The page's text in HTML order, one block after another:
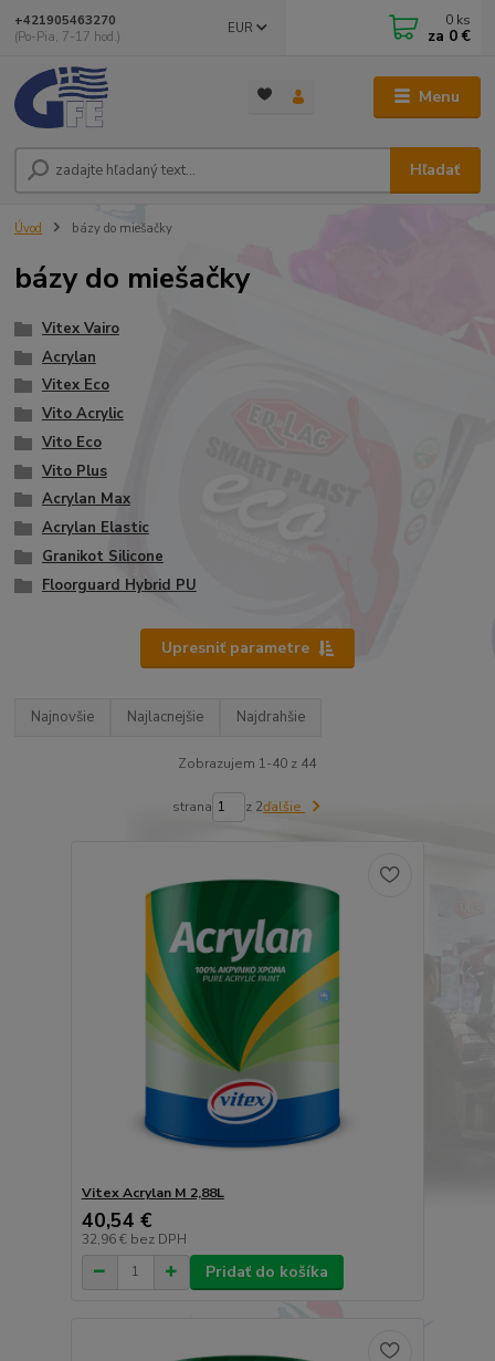
Menu
EUR
Hľadať
+421905463270
(Po-Pia, 7-17 hod.)
0 ks
za 0 €
Úvod bázy do miešačky
bázy do miešačky
Vitex Vairo
Acrylan
Vitex Eco
Vito Acrylic
Vito Eco
Vito Plus
Acrylan Max
Acrylan Elastic
Granikot Silicone
Floorguard Hybrid PU
Upresniť parametre
Najnovšie Najlacnejšie Najdrahšie
Zobrazujem 1-40 z 44
strana z 2ďalšie
Vitex Acrylan M 2,88L
40,54 €
32,96 € bez DPH
Pridať do košíka